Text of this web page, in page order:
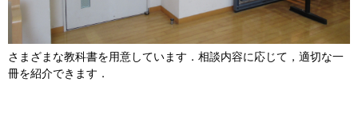
さまざまな教科書を用意しています．相談内容に応じて，適切な一
冊を紹介できます．